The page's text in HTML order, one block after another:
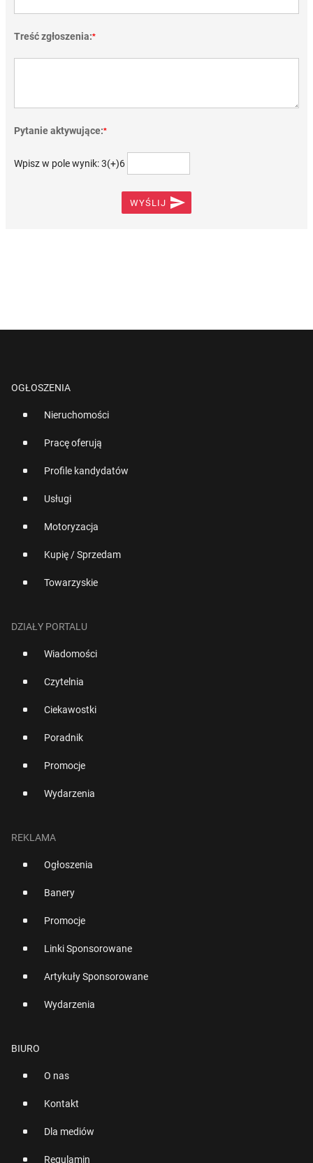
Treść zgłoszenia:*
Pytanie aktywujące:*
Wpisz w pole wynik: 3(+)6
WYŚLIJ 
OGŁOSZENIA
Nieruchomości
Pracę oferują
Profile kandydatów
Usługi
Motoryzacja
Kupię / Sprzedam
Towarzyskie
DZIAŁY PORTALU
Wiadomości
Czytelnia
Ciekawostki
Poradnik
Promocje
Wydarzenia
REKLAMA
Ogłoszenia
Banery
Promocje
Linki Sponsorowane
Artykuły Sponsorowane
Wydarzenia
BIURO
O nas
Kontakt
Dla mediów
Regulamin